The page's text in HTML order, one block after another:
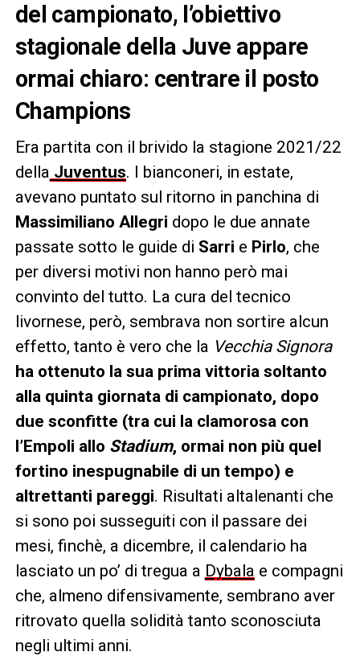
del campionato, l’obiettivo
stagionale della Juve appare
ormai chiaro: centrare il posto
Champions
Era partita con il brivido la stagione 2021/22
della Juventus. I bianconeri, in estate,
avevano puntato sul ritorno in panchina di
Massimiliano Allegri dopo le due annate
passate sotto le guide di Sarri e Pirlo, che
per diversi motivi non hanno però mai
convinto del tutto. La cura del tecnico
livornese, però, sembrava non sortire alcun
effetto, tanto è vero che la Vecchia Signora
ha ottenuto la sua prima vittoria soltanto
alla quinta giornata di campionato, dopo
due sconfitte (tra cui la clamorosa con
l’Empoli allo Stadium, ormai non più quel
fortino inespugnabile di un tempo) e
altrettanti pareggi. Risultati altalenanti che
si sono poi susseguiti con il passare dei
mesi, finchè, a dicembre, il calendario ha
lasciato un po’ di tregua a Dybala e compagni
che, almeno difensivamente, sembrano aver
ritrovato quella solidità tanto sconosciuta
negli ultimi anni.